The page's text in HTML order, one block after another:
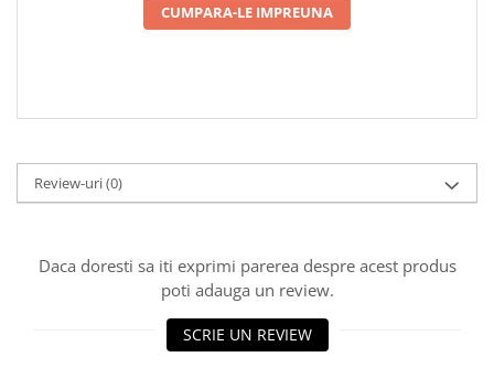
CUMPARA-LE IMPREUNA
Review-uri(0)
Daca doresti sa iti exprimi parerea despre acest produs
poti adauga un review.
SCRIE UN REVIEW